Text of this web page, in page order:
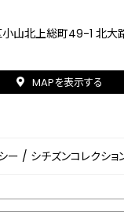
山北上総町49-1 北大
MAPを表示する
ー / シチズンコレクショ